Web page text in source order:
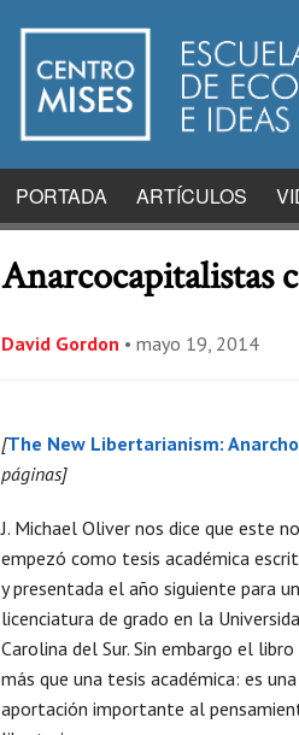
PORTADA ARTÍCULOS
Anarcocapitalistas
David Gordon • mayo 19, 2014
[The New Libertarianism:
páginas]
J. Michael Oliver nos dice que este
empezó como tesis académica
y presentada el año siguiente para
licenciatura de grado en la
Carolina del Sur. Sin embargo el
más que una tesis académica: es una
aportación importante al